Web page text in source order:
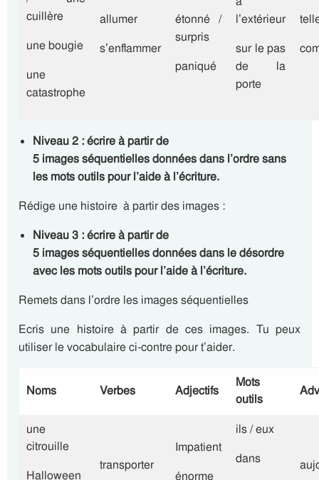
cuillère
une bougie
une
catastrophe
allumer
s’enflammer
étonné /
surpris
paniqué
l’extérieur
sur le pas
de la
porte
Niveau 2 : écrire à partir de
5 imagesséquentiellesdonnées dans l’ordre sans
les mots outils pour l’aide à l’écriture.
Rédige une histoire à partir des images :
Niveau 3 : écrire à partir de
5 imagesséquentiellesdonnées dans le désordre
avec les mots outils pour l’aide à l’écriture.
Remets dans l’ordre les images séquentielles
Ecris une histoire à partir de ces images. Tu peux
utiliser le vocabulaire ci-contre pour t’aider.
Noms Verbes Adjectifs
Mots
outils
une
citrouille
Halloween
transporter
Impatient
énorme
ils / eux
dans